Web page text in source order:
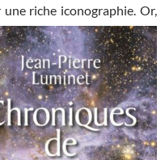
une riche iconographie. Or,